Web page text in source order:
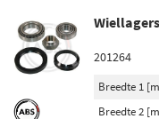
201264
Breedte 1
Breedte 2